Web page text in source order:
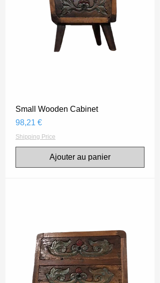
Small Wooden Cabinet
Prix
98,21 €
Shipping Price
Ajouter au panier